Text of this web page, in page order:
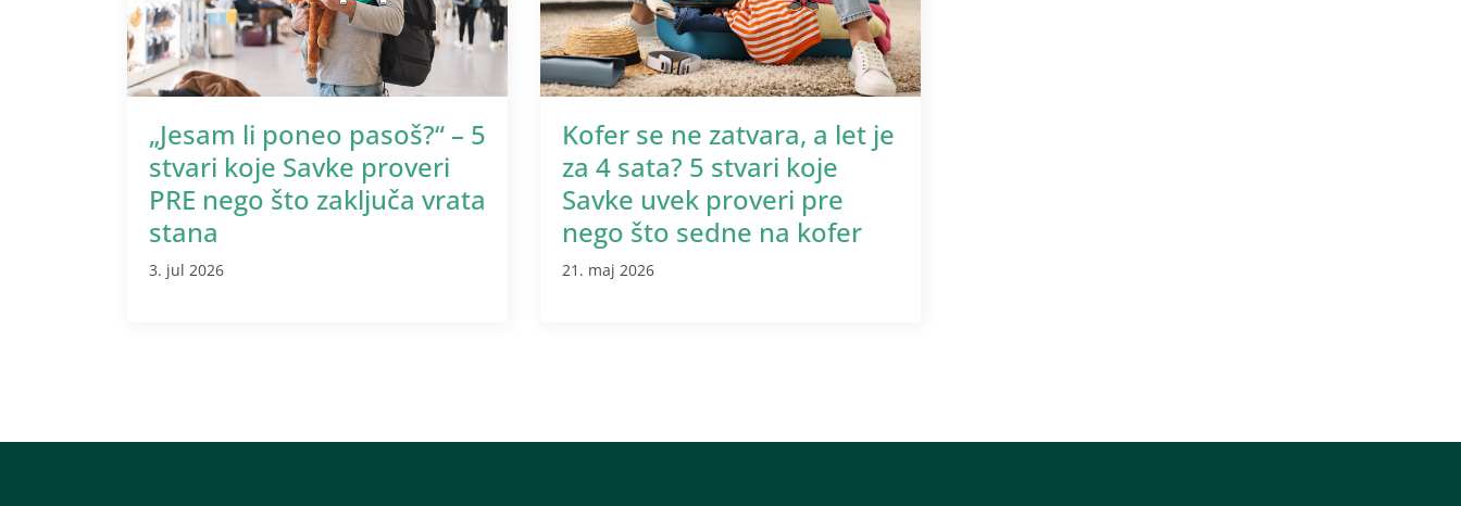
„Jesam li poneo pasoš?“ – 5
stvari koje Savke proveri
PRE nego što zaključa vrata
stana
3. jul 2026
Kofer se ne zatvara, a let je
za 4 sata? 5 stvari koje
Savke uvek proveri pre
nego što sedne na kofer
21. maj 2026